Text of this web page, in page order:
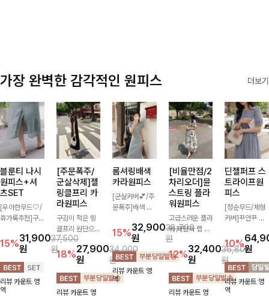
가장 완벽한 감각적인 원피스 더보기
블룬티 나시
원피스+셔
츠SET
[우아한무드🤍/
휴가룩추천]구
소재의 나시원피
스+셔츠 조합으
로 코디 걱정없
이 여성스럽고
편안하게 즐길
수 있는 아이템
15%31,900
원
37,500
원
리뷰 카운트 영
역
[주문폭주/
군살삭제]젤
링클프리 카
라원피스
구김이 적은 링
클프리 원단으로
항상 깔끔하게
착용 가능하며
일자로 떨어지는
넉넉한 핏으로
군살을 완벽히
커버해주는 원피
18%27,900
원
34,000
원
리뷰 카운트 영
롬셔링배색
카라원피스
[군살커버💕/주
문폭주]배색 카
패턴으로 캐주얼
한 무드를 더한
롱 원피스 🖤 셔
링 디테일과 쫀
쫀한 스판 소재
로 편안하면서도
15%32,900
원
38,700
원
리뷰 카운트 영
역
[비율만점/2
차리오더]뮨
스트링 플라
워원피스
고급스러운 플라
워 패턴과 랩 디
자인으로 여성스
러우면서 세련된
분위기를 더해주
며 스트링이 내
장되어있어 슬림
하게 핏을 조절
12%32,400
원
36,800
원
리뷰 카운트 영
딘젤퍼프 스
트라이프원
피스
[청순무드/체형
커버]꾸안꾸 무
볍고 산뜻한 착
용감으로 여름
내내 손이 자주
가는 원피스예
요- 은은한 스트
라이프 패턴과
10%원
리뷰 카운트 영
역